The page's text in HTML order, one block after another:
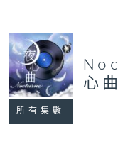
所有集數
心曲